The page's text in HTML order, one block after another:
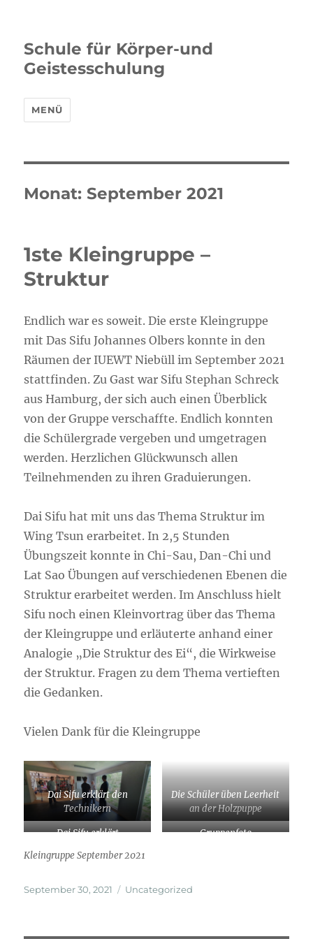
Schule für Körper-und
Geistesschulung
MENÜ
Monat: September 2021
1ste Kleingruppe –
Struktur
Endlich war es soweit. Die erste Kleingruppe
mit Das Sifu Johannes Olbers konnte in den
Räumen der IUEWT Niebüll im September 2021
stattfinden. Zu Gast war Sifu Stephan Schreck
aus Hamburg, der sich auch einen Überblick
von der Gruppe verschaffte. Endlich konnten
die Schülergrade vergeben und umgetragen
werden. Herzlichen Glückwunsch allen
Teilnehmenden zu ihren Graduierungen.
Dai Sifu hat mit uns das Thema Struktur im
Wing Tsun erarbeitet. In 2,5 Stunden
Übungszeit konnte in Chi-Sau, Dan-Chi und
Lat Sao Übungen auf verschiedenen Ebenen die
Struktur erarbeitet werden. Im Anschluss hielt
Sifu noch einen Kleinvortrag über das Thema
der Kleingruppe und erläuterte anhand einer
Analogie „Die Struktur des Ei“, die Wirkweise
der Struktur. Fragen zu dem Thema vertieften
die Gedanken.
Vielen Dank für die Kleingruppe
Dai Sifu erklärt den
Technikern
Die Schüler üben Leerheit
an der Holzpuppe
Dai Sifu erklärt Gruppenfoto
Kleingruppe September 2021
Veröffentlicht
September 30, 2021 Kategorien
Uncategorized